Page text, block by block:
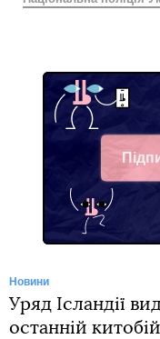
Новини
Уряд Ісландії
останній